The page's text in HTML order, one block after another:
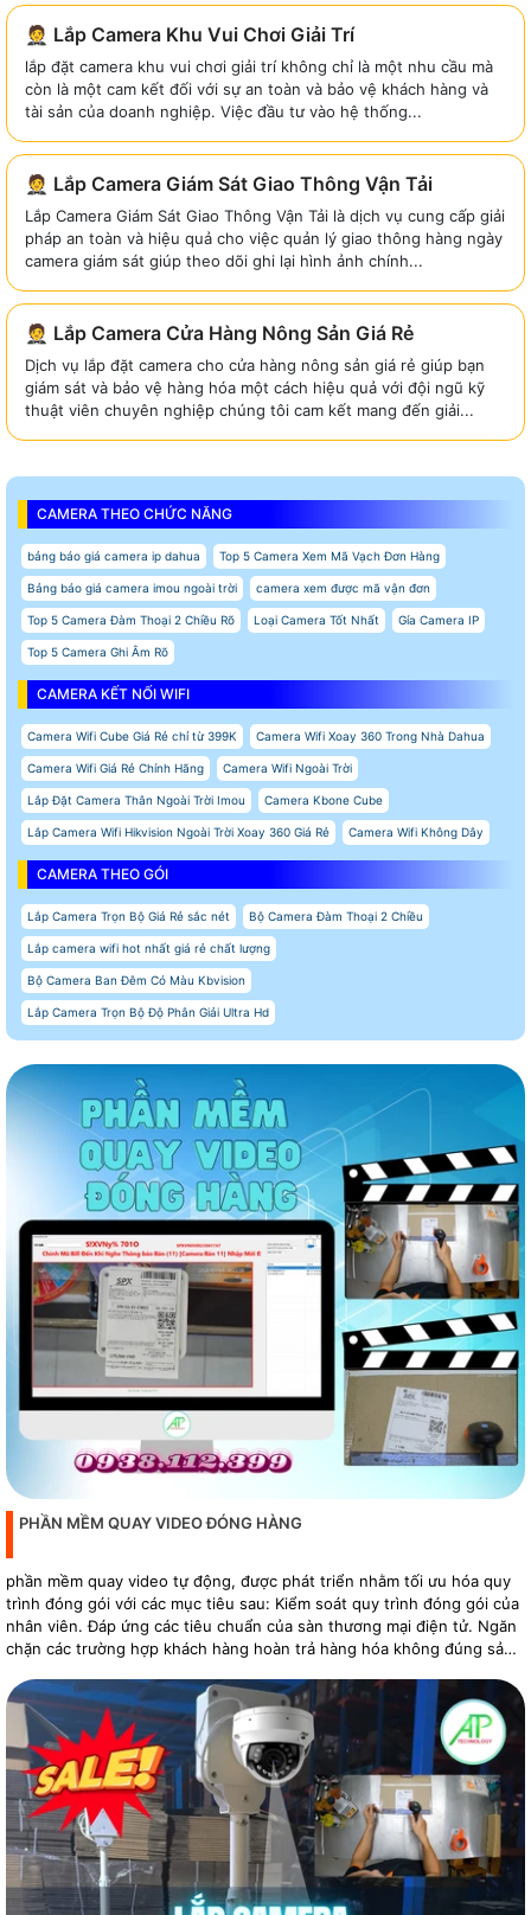
🤵 Lắp Camera Khu Vui Chơi Giải Trí
lắp đặt camera khu vui chơi giải trí không chỉ là một nhu cầu mà
còn là một cam kết đối với sự an toàn và bảo vệ khách hàng và
tài sản của doanh nghiệp. Việc đầu tư vào hệ thống...
🤵 Lắp Camera Giám Sát Giao Thông Vận Tải
Lắp Camera Giám Sát Giao Thông Vận Tải là dịch vụ cung cấp giải
pháp an toàn và hiệu quả cho việc quản lý giao thông hàng ngày
camera giám sát giúp theo dõi ghi lại hình ảnh chính...
🤵 Lắp Camera Cửa Hàng Nông Sản Giá Rẻ
Dịch vụ lắp đặt camera cho cửa hàng nông sản giá rẻ giúp bạn
giám sát và bảo vệ hàng hóa một cách hiệu quả với đội ngũ kỹ
thuật viên chuyên nghiệp chúng tôi cam kết mang đến giải...
CAMERA THEO CHỨC NĂNG
bảng báo giá camera ip dahua Top 5 Camera Xem Mã Vạch Đơn Hàng
Bảng báo giá camera imou ngoài trời camera xem được mã vận đơn
Top 5 Camera Đàm Thoại 2 Chiều Rõ Loại Camera Tốt Nhất Gía Camera IP
Top 5 Camera Ghi Âm Rõ
CAMERA KẾT NỐI WIFI
Camera Wifi Cube Giá Rẻ chỉ từ 399K Camera Wifi Xoay 360 Trong Nhà Dahua
Camera Wifi Giá Rẻ Chính Hãng Camera Wifi Ngoài Trời
Lắp Đặt Camera Thân Ngoài Trời Imou Camera Kbone Cube
Lắp Camera Wifi Hikvision Ngoài Trời Xoay 360 Giá Rẻ Camera Wifi Không Dây
CAMERA THEO GÓI
Lắp Camera Trọn Bộ Giá Rẻ sắc nét Bộ Camera Đàm Thoại 2 Chiều
Lắp camera wifi hot nhất giá rẻ chất lượng
Bộ Camera Ban Đêm Có Màu Kbvision
Lắp Camera Trọn Bộ Độ Phân Giải Ultra Hd
PHẦN MỀM QUAY VIDEO ĐÓNG HÀNG
phần mềm quay video tự động, được phát triển nhằm tối ưu hóa quy
trình đóng gói với các mục tiêu sau: Kiểm soát quy trình đóng gói của
nhân viên. Đáp ứng các tiêu chuẩn của sàn thương mại điện tử. Ngăn
chặn các trường hợp khách hàng hoàn trả hàng hóa không đúng sản